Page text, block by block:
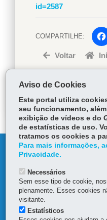
id=2587
COMPARTILHE:
Voltar
DENUNCIE
OUVIDORIA
Aviso de Cookies
Este portal utiliza
seu funcionamento,
exibição de vídeos e do
de estatísticas de uso.
tratamos os cookies a
Para mais informações,
Privacidade.
Necessários
Sem esse tipo de cookie,
plenamente. Esses cookies
visitante.
Estatísticos